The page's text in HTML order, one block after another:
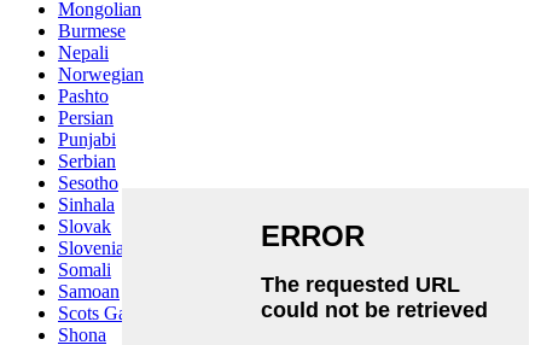
Mongolian
Burmese
Nepali
Norwegian
Pashto
Persian
Punjabi
Serbian
Sesotho
Sinhala
Slovak
Slovenian
Somali
Samoan
Scots Gaelic
Shona